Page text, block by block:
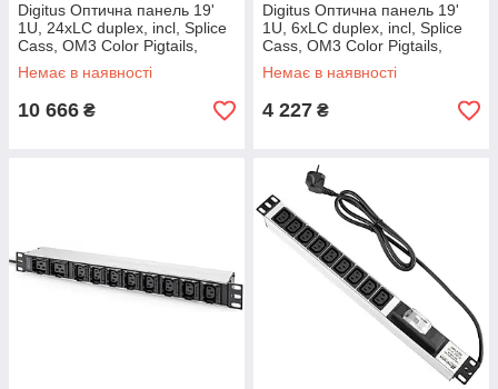
Digitus Оптична панель 19'
1U, 24xLC duplex, incl, Splice
Cass, OM3 Color Pigtails,
Adapter
Немає в наявності
10 666 ₴
Digitus Оптична панель 19'
1U, 6xLC duplex, incl, Splice
Cass, OM3 Color Pigtails,
Adapter
Немає в наявності
4 227 ₴